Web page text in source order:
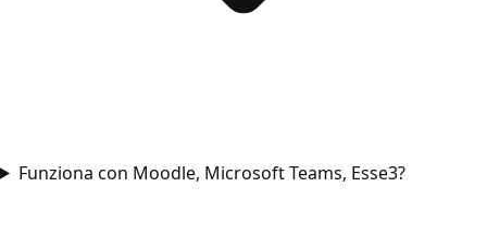
Funziona con Moodle, Microsoft Teams, Esse3?